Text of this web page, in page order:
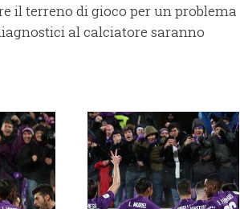
il terreno di gioco per un problema
al calciatore saranno